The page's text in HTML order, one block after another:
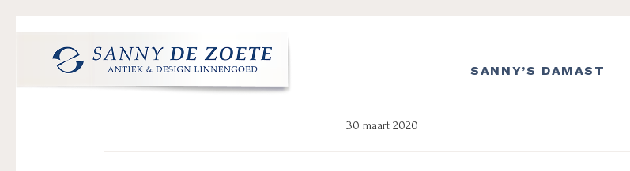
hoofdnavigatie
hoofd
eerste
voettekst
SANNY’S DAMAST
30 maart 2020